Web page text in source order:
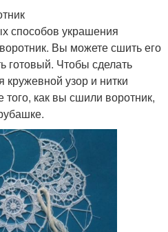
способов украшения
Вы можете сшить его
готовый. Чтобы сделать
кружевной узор и нитки
как вы сшили воротник,